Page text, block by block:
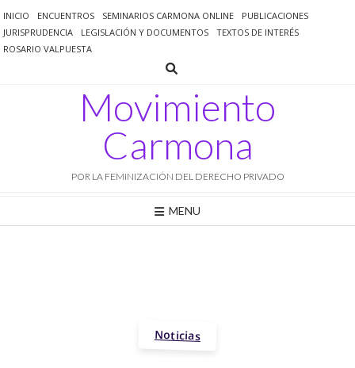
al
contenido
INICIO ENCUENTROS SEMINARIOS CARMONA ONLINE
PUBLICACIONES
JURISPRUDENCIA
LEGISLACIÓN Y DOCUMENTOS
TEXTOS DE INTERÉS
ROSARIO VALPUESTA
Movimiento
Carmona
POR LA FEMINIZACIÓN DEL DERECHO PRIVADO
MENU
Noticias